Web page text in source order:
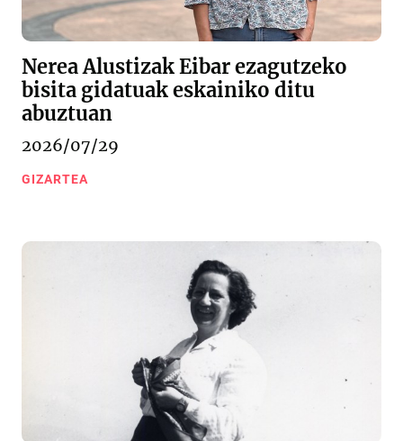
Nerea Alustizak Eibar ezagutzeko
bisita gidatuak eskainiko ditu
abuztuan
2026/07/29
GIZARTEA